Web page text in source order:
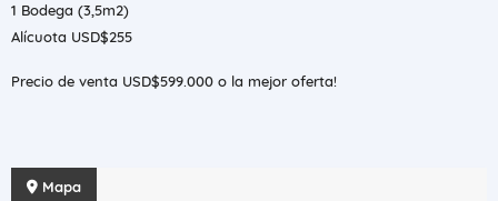
1 Bodega (3,5m2)
Alícuota USD$255
Precio de venta USD$599.000 o la mejor oferta!
Mapa